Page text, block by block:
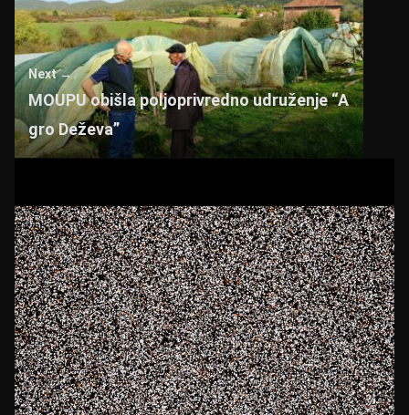
Next →
MOUPU obišla poljoprivredno udruženje “A
gro Deževa”